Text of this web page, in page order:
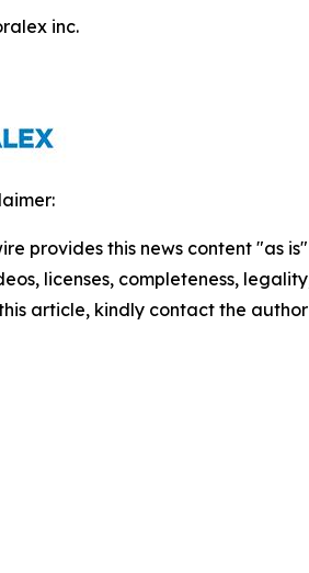
inc.
provides this news content "as
licenses, completeness,
article, kindly contact the